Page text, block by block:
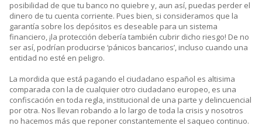
posibilidad de que tu banco no quiebre y, aun así, puedas perder el
dinero de tu cuenta corriente. Pues bien, si consideramos que la
garantía sobre los depósitos es deseable para un sistema
financiero, ¡la protección debería también cubrir dicho riesgo! De no
ser así, podrían producirse ‘pánicos bancarios’, incluso cuando una
entidad no esté en peligro.
La mordida que está pagando el ciudadano español es altisima
comparada con la de cualquier otro ciudadano europeo, es una
confiscación en toda regla, institucional de una parte y delincuencial
por otra. Nos llevan robando a lo largo de toda la crisis y nosotros
no hacemos más que reponer constantemente el saqueo continuo.